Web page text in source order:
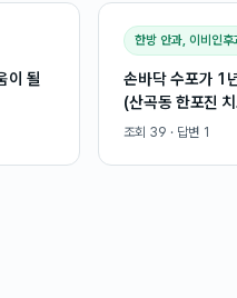
이 될
한방 안과, 이비인후
손바닥 수포가 1
(산곡동 한포진
조회 39 · 답변 1